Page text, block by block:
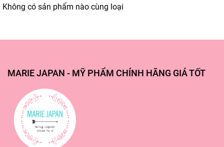
Không có sản phẩm nào cùng loại
MARIE JAPAN - MỸ PHẨM CHÍNH HÃNG GIÁ TỐT